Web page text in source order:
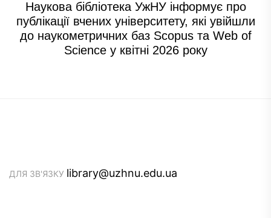
Наукова бібліотека УжНУ інформує про
публікації вчених університету, які увійшли
до наукометричних баз Scopus та Web of
Science у квітні 2026 року
ДЛЯ ЗВ'ЯЗКУ library@uzhnu.edu.ua